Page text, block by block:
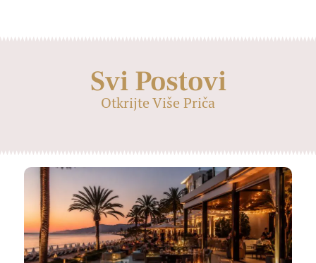
Svi Postovi
Otkrijte Više Priča